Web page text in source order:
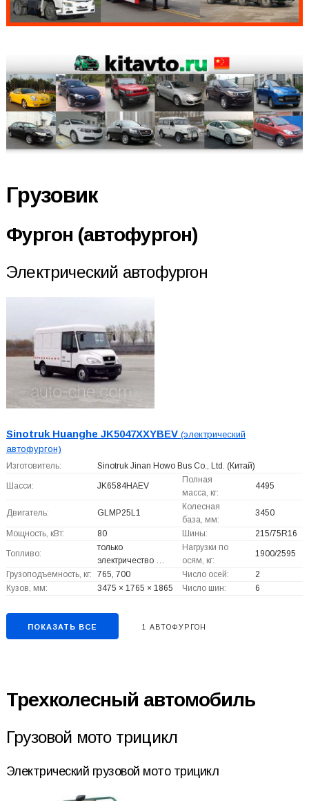
Грузовик
Фургон (автофургон)
Электрический автофургон
Sinotruk Huanghe JK5047XXYBEV(электрический
автофургон)
Изготовитель: Sinotruk Jinan Howo Bus Co., Ltd. (Китай)
Шасси: JK6584HAEV
Полная
масса, кг:
4495
Двигатель: GLMP25L1
Колесная
база, мм:
3450
Мощность, кВт: 80 Шины: 215/75R16
Топливо:
только
электричество …
Нагрузки по
осям, кг:
1900/2595
Грузоподъемность, кг: 765, 700 Число осей:
2
Кузов, мм:
3475 × 1765 × 1865 Число шин: 6
ПОКАЗАТЬ ВСЕ 1 АВТОФУРГОН
Трехколесный автомобиль
Грузовой мото трицикл
Электрический грузовой мото трицикл